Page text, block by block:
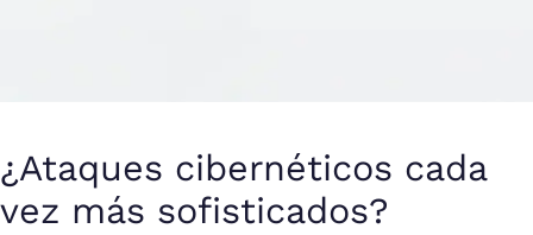
¿Ataques cibernéticos cada
vez más sofisticados?